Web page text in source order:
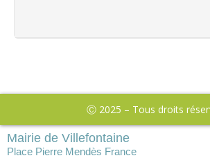
Ⓒ 2025 – Tous droits
Mairie de Villefontaine
Place Pierre Mendès France